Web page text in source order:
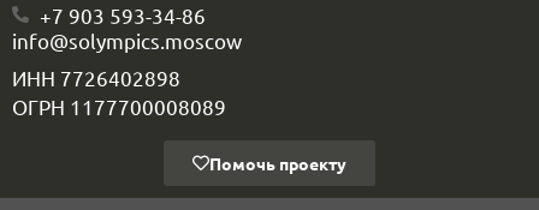
+7 903 593-34-86
info@solympics.moscow
ИНН 7726402898
ОГРН 1177700008089
Помочь проекту